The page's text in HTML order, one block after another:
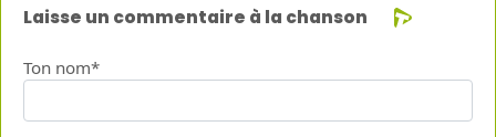
Laisse un commentaire à la chanson
Ton nom*